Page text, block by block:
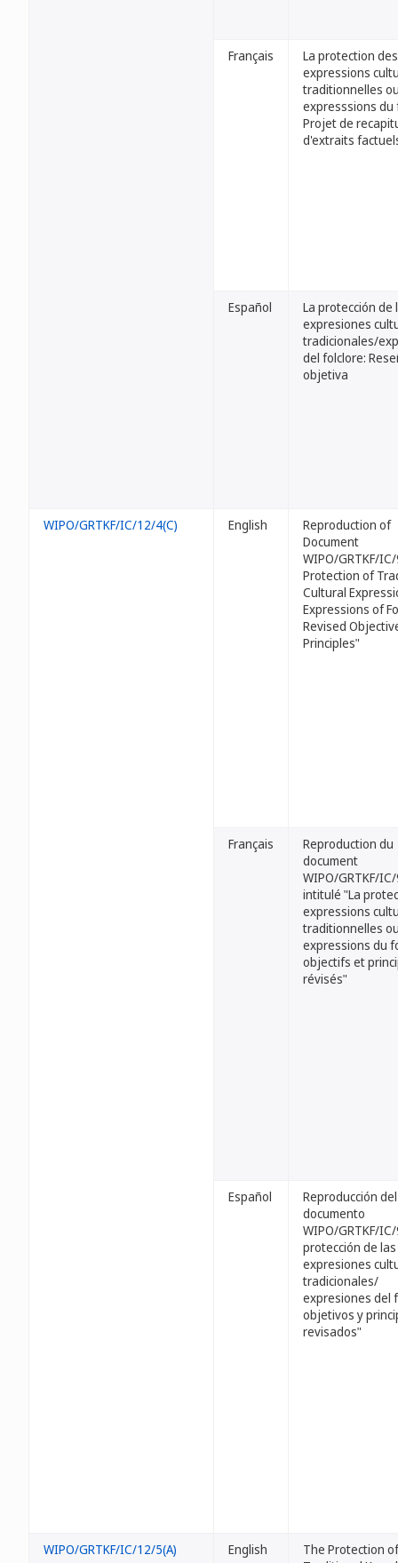
Français
La protection des
expressions
traditionnelles
expresssions du
Projet de
d'extraits
Español
La protección de
expresiones
tradicionales/
del folclore:
objetiva
WIPO/GRTKF/IC/12/4(C) English
Reproduction of
Document
WIPO/GRTKF/
Protection of
Cultural
Expressions of
Revised
Principles"
Français
Reproduction du
document
WIPO/GRTKF/
intitulé "La
expressions
traditionnelles
expressions du
objectifs et
révisés"
Español
Reproducción del
documento
WIPO/GRTKF/
protección de las
expresiones
tradicionales/
expresiones del
objetivos y
revisados"
WIPO/GRTKF/IC/12/5(A) English
The Protection of